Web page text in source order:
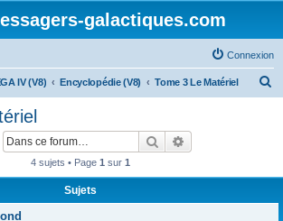
galactiques.com
Connexion
IV (V8) Encyclopédie (V8) Tome 3 Le Matériel
Rechercher
4 sujets • Page 1 sur 1
Sujets